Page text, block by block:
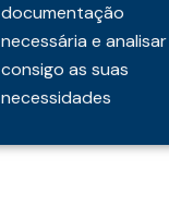
documentação
necessária e analisar
consigo as suas
necessidades